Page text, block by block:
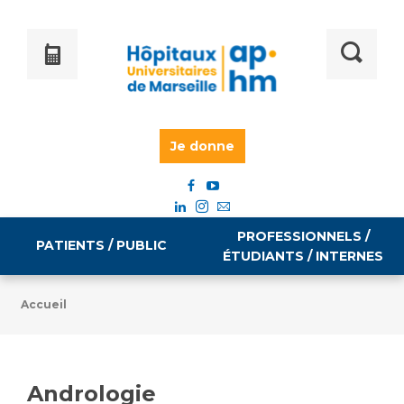
Je donne
PATIENTS / PUBLIC
PROFESSIONNELS /
ÉTUDIANTS / INTERNES
Emploi / formation
Accueil
Andrologie